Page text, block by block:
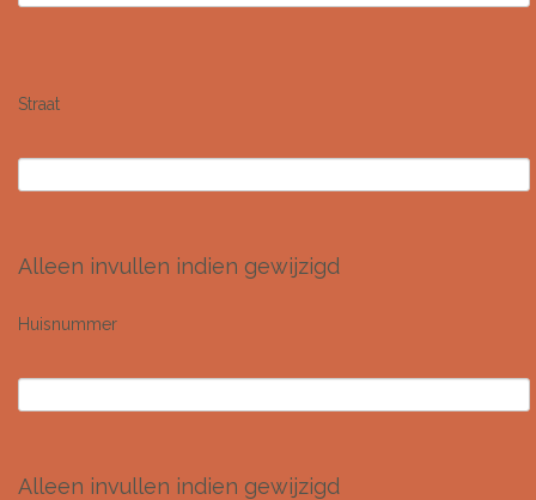
Straat
Alleen invullen indien gewijzigd
Huisnummer
Alleen invullen indien gewijzigd